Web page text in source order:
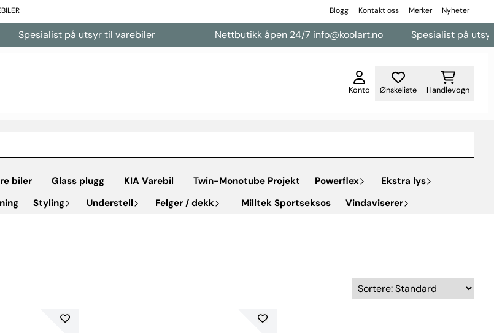
Blogg Kontakt oss Merker Nyheter
Spesialist på utsyr til varebiler Nettbutikk åpen 24/7 info@koolart.no Spesialist på utsyr
Konto Ønskeliste Handlevogn
biler Glass plugg KIA Varebil Twin-Monotube Projekt Powerflex
Ekstra lys
Styling Understell Felger / dekk Milltek Sportseksos Vindaviserer